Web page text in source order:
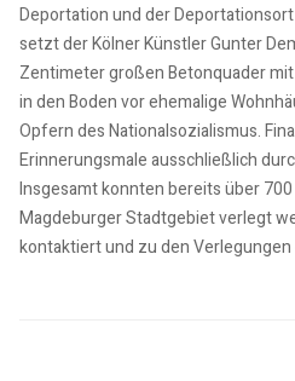
Deportation und der
setzt der Kölner Künstler Gunter
Zentimeter großen Betonquader
in den Boden vor ehemalige
Opfern des Nationalsozialismus.
Erinnerungsmale ausschließlich
Insgesamt konnten bereits über
Magdeburger Stadtgebiet verlegt
kontaktiert und zu den Verlegungen